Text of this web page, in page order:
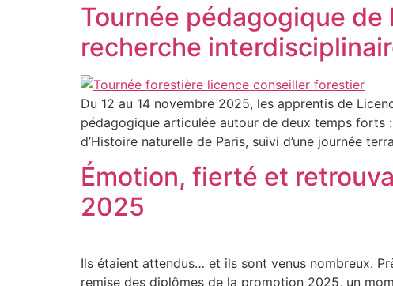
Tournée pédagogique de
recherche
Du 12 au 14 novembre 2025, les apprentis de
pédagogique articulée autour de deux temps forts
d’Histoire naturelle de Paris, suivi d’une journée
Émotion, fierté et
2025
Ils étaient attendus… et ils sont venus nombreux.
remise des diplômes de la promotion 2025, un